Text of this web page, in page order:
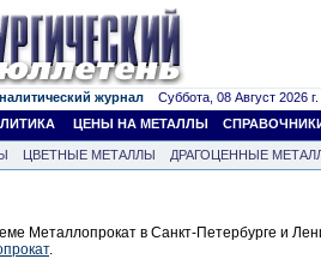
журнал Суббота, 08 Август 2026 г.
ЦЕНЫ НА МЕТАЛЛЫ
ЦВЕТНЫЕ МЕТАЛЛЫ
ДРАГОЦЕННЫЕ
Металлопрокат в Санкт-Петербурге и
.